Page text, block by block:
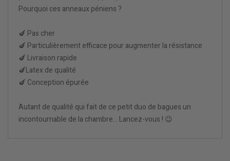
Pourquoi ces anneaux péniens ?
🍆 Pas cher
🍆 Particulièrement efficace pour augmenter la résistance
🍆 Livraison rapide
🍆Latex de qualité
🍆 Conception épurée
Autant de qualité qui fait de ce petit duo de bagues un
incontournable de la chambre... Lancez-vous ! 😉